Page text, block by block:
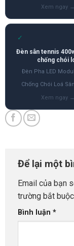
✓
Đèn sân tennis
chống chói
Đèn Pha LED
Chống Chói Loá
Để lại một
Email của bạn
trường bắt
Bình luận *